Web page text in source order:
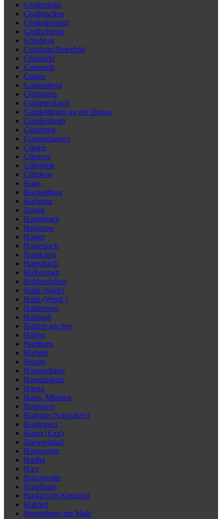
Großenhain
Großräschen
Großröhrsdorf
Großschirma
Grünberg
Grünhain-Beierfeld
Grünsfeld
Grünstadt
Guben
Gudensberg
Güglingen
Gummersbach
Gundelfingen an der Donau
Gundelsheim
Günzburg
Gunzenhausen
Güsten
Güstrow
Gütersloh
Gützkow
Haan
Hachenburg
Hadamar
Hagen
Hagenbach
Hagenow
Haiger
Haigerloch
Hainichen
Haiterbach
Halberstadt
Haldensleben
Halle (Saale)
Halle (Westf.)
Hallenberg
Hallstadt
Haltern am See
Halver
Hamburg
Hameln
Hamm
Hammelburg
Hamminkeln
Hanau
Hann. Münden
Hannover
Harburg (Schwaben)
Hardegsen
Haren (Ems)
Harsewinkel
Hartenstein
Hartha
Harz
Harzgerode
Haselünne
Haslach im Kinzigtal
Haßfurt
Hattersheim am Main